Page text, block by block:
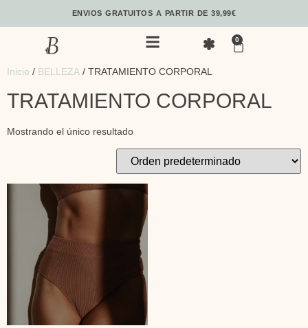
ENVIOS GRATUITOS A PARTIR DE 39,99€
0
Inicio / BELLEZA / TRATAMIENTO CORPORAL
TRATAMIENTO CORPORAL
Mostrando el único resultado